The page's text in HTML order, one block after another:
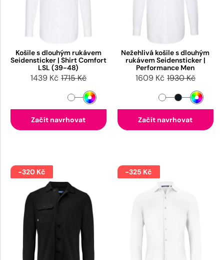
Košile s dlouhým rukávem
Seidensticker | Shirt Comfort
LSL (39-48)
1439 Kč 1715 Kč
Začít navrhovat
Nežehlivá košile s dlouhým
rukávem Seidensticker |
Performance Men
1609 Kč 1930 Kč
Začít navrhovat
-320 Kč -325 Kč